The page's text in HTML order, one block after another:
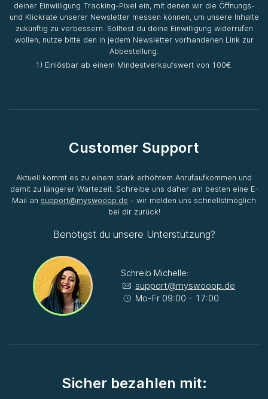
deiner Einwilligung Tracking-Pixel ein, mit denen wir die Öffnungs-
und Klickrate unserer Newsletter messen können, um unsere Inhalte
zukünftig zu verbessern. Solltest du deine Einwilligung widerrufen
wollen, nutze bitte den in jedem Newsletter vorhandenen Link zur
Abbestellung.
1) Einlösbar ab einem Mindestverkaufswert von 100€.
Customer Support
Aktuell kommt es zu einem stark erhöhtem Anrufaufkommen und
damit zu längerer Wartezeit. Schreibe uns daher am besten eine E-
Mail an support@myswooop.de - wir melden uns schnellstmöglich
bei dir zurück!
Benötigst du unsere Unterstützung?
Schreib Michelle:
support@myswooop.de
Mo-Fr 09:00 - 17:00
Sicher bezahlen mit: